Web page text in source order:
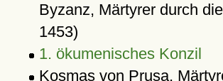
Byzanz, Märtyrer durch
1453)
1. ökumenisches Konzil
Kosmas von Prusa,